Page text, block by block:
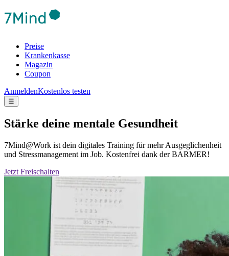
Preise
Krankenkasse
Magazin
Coupon
AnmeldenKostenlos testen
☰
Stärke deine mentale Gesundheit
7Mind@Work ist dein digitales Training für mehr Ausgeglichenheit
und Stressmanagement im Job. Kostenfrei dank der BARMER!
Jetzt Freischalten